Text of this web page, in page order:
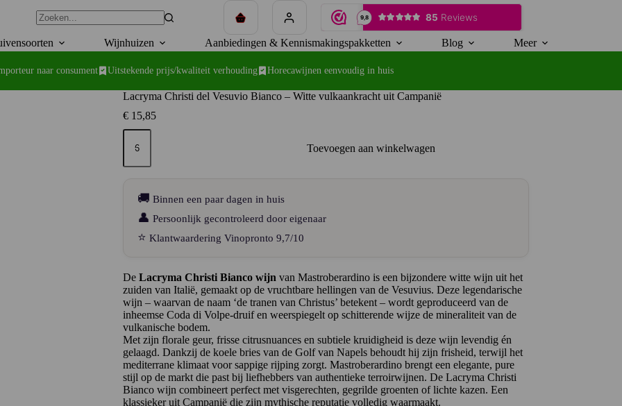
Winkelwagen
Wijnhuizen Aanbiedingen & Kennismakingspakketten Blog Meer
naar consument Uitstekende prijs/kwaliteit verhouding Horecawijnen eenvoudig in huis
Lacryma Christi del Vesuvio Bianco – Witte vulkaankracht uit Campanië
€15,85
Lacryma
Christi
Vesuvio
Witte
vulkaankracht
Campanië
Toevoegen aan winkelwagen
🚚 Binnen een paar dagen in huis
👤 Persoonlijk gecontroleerd door eigenaar
⭐ Klantwaardering Vinopronto 9,7/10
De Lacryma Christi Bianco wijn van Mastroberardino is een bijzondere witte wijn uit het
zuiden van Italië, gemaakt op de vruchtbare hellingen van de Vesuvius. Deze legendarische
wijn – waarvan de naam ‘de tranen van Christus’ betekent – wordt geproduceerd van de
inheemse Coda di Volpe-druif en weerspiegelt op schitterende wijze de mineraliteit van de
vulkanische bodem.
Met zijn florale geur, frisse citrusnuances en subtiele kruidigheid is deze wijn levendig én
gelaagd. Dankzij de koele bries van de Golf van Napels behoudt hij zijn frisheid, terwijl het
mediterrane klimaat voor sappige rijping zorgt. Mastroberardino brengt een elegante, pure
stijl op de markt die past bij liefhebbers van authentieke terroirwijnen. De Lacryma Christi
Bianco wijn combineert perfect met visgerechten, gegrilde groenten of lichte kazen. Een
klassieker uit Campanië die zijn mythische reputatie volledig waarmaakt.